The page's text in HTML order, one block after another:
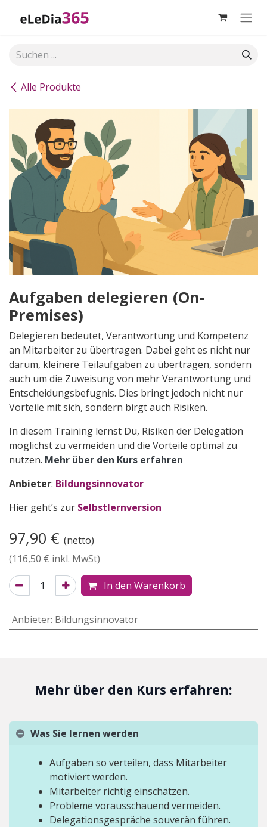
Alle Produkte
Aufgaben delegieren (On-
Premises)
Delegieren bedeutet, Verantwortung und Kompetenz
an Mitarbeiter zu übertragen. Dabei geht es nicht nur
darum, kleinere Teilaufgaben zu übertragen, sondern
auch um die Zuweisung von mehr Verantwortung und
Entscheidungsbefugnis. Dies bringt jedoch nicht nur
Vorteile mit sich, sondern birgt auch Risiken.
In diesem Training lernst Du, Risiken der Delegation
möglichst zu vermeiden und die Vorteile optimal zu
nutzen. Mehr über den Kurs erfahren
Anbieter: Bildungsinnovator
Hier geht’s zur Selbstlernversion
97,90 € (netto)
(116,50 € inkl. MwSt)
In den Warenkorb
Anbieter: Bildungsinnovator
Mehr über den Kurs erfahren:
Was Sie lernen werden
Aufgaben so verteilen, dass Mitarbeiter
motiviert werden.
Mitarbeiter richtig einschätzen.
Probleme vorausschauend vermeiden.
Delegationsgespräche souverän führen.